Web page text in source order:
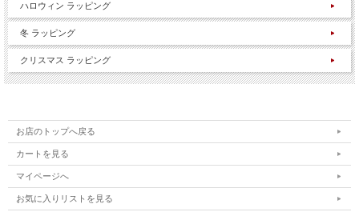
ハロウィン ラッピング
冬 ラッピング
クリスマス ラッピング
お店のトップへ戻る
カートを見る
マイページへ
お気に入りリストを見る